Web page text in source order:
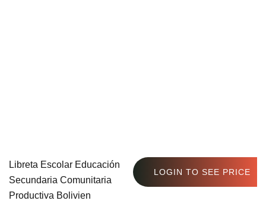
Libreta Escolar Educación
Secundaria Comunitaria
Productiva Bolivien
LOGIN TO SEE PRICE